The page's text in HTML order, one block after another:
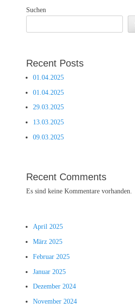
Suchen
Recent Posts
01.04.2025
01.04.2025
29.03.2025
13.03.2025
09.03.2025
Recent Comments
Es sind keine Kommentare vorhanden.
April 2025
März 2025
Februar 2025
Januar 2025
Dezember 2024
November 2024